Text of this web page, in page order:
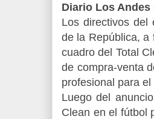
Diario Los Andes
Los directivos del
de la República, a
cuadro del Total
de compra-venta
profesional para
Luego del
Clean en el fútbol